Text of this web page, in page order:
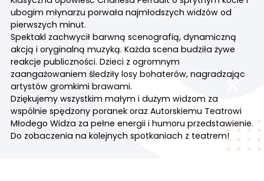
ubogim młynarzu porwała najmłodszych widzów od
pierwszych minut.
Spektakl zachwycił barwną scenografią, dynamiczną
akcją i oryginalną muzyką. Każda scena budziła żywe
reakcje publiczności. Dzieci z ogromnym
zaangażowaniem śledziły losy bohaterów, nagradzając
artystów gromkimi brawami.
Dziękujemy wszystkim małym i dużym widzom za
wspólnie spędzony poranek oraz Autorskiemu Teatrowi
Młodego Widza za pełne energii i humoru przedstawienie.
Do zobaczenia na kolejnych spotkaniach z teatrem!